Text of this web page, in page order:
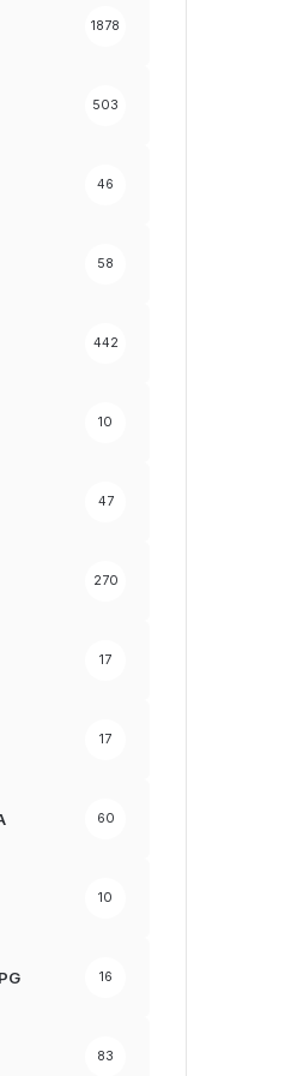
1878
503
46
58
442
10
47
270
17
17
60
10
16
83